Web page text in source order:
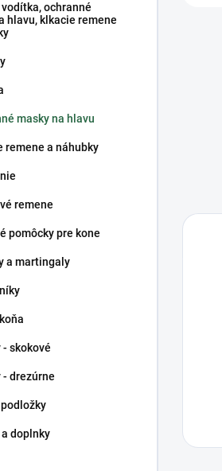
vodítka, ochranné
hlavu, klkacie remene
masky na hlavu
remene a náhubky
remene
pomôcky pre kone
a martingaly
skokové
- drezúrne
doplnky